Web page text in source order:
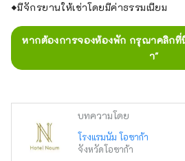
◆มีจักรยานให้เช่าโดยมีค่าธรรมเนียม
หากต้องการจองห้องพัก กรุณาคลิกที่
า"
บทความโดย
โรงแรมนัม โอซาก้า
จังหวัดโอซาก้า